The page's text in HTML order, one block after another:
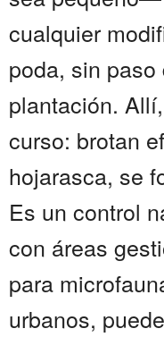
cualquier
poda, sin
plantación.
curso: brotan
hojarasca, se
Es un control
con áreas
para
urbanos,